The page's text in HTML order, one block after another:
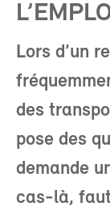
Lors d’un
des
pose des
demande
cas-là,